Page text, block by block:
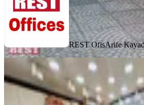
REST OfisArife
ÖNE ÇIKAN
Şişli-meşrutiyet'de
Katı Mağaza
İstanbul, Şişli